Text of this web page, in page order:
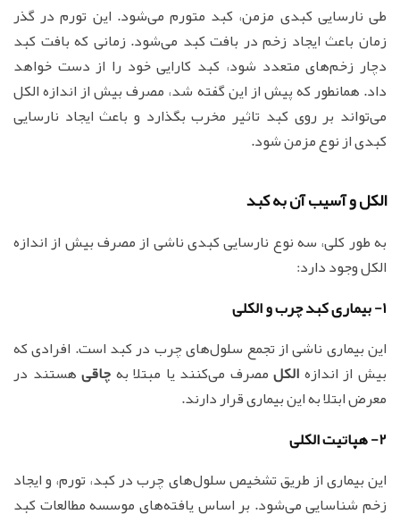
طی نارسایی کبدی مزمن، کبد متورم می‌شود. این تورم در گذر
زمان باعث ایجاد زخم در بافت کبد می‌شود. زمانی که بافت کبد
دچار زخم‌های متعدد شود، کبد کارایی خود را از دست خواهد
داد. همانطور که پیش از این گفته شد، مصرف بیش از اندازه الکل
می‌تواند بر روی کبد تاثیر مخرب بگذارد و باعث ایجاد نارسایی
کبدی از نوع مزمن شود.
الکل و آسیب آن به کبد
به طور کلی، سه نوع نارسایی کبدی ناشی از مصرف بیش از اندازه
الکل وجود دارد:
1- بیماری کبد چرب و الکلی
این بیماری ناشی از تجمع سلول‌های چرب در کبد است. افرادی که
بیش از اندازهالکلمصرف می‌کنند یا مبتلا بهچاقیهستند در
معرض ابتلا به این بیماری قرار دارند.
2- هپاتیت الکلی
این بیماری از طریق تشخیص سلول‌های چرب در کبد، تورم، و ایجاد
زخم شناسایی می‌شود. بر اساس یافته‌های موسسه مطالعات کبد